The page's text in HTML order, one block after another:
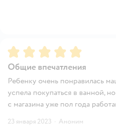
Рейтинг:5
Общие впечатления
Ребенку очень понравилась
успела покупаться в ванной,
с магазина уже пол года
23 января 2023 · Аноним